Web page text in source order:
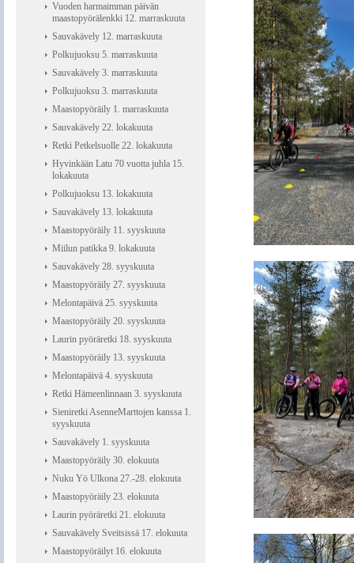
Vuoden harmaimman päivän
maastopyörälenkki 12. marraskuuta
Sauvakävely 12. marraskuuta
Polkujuoksu 5. marraskuuta
Sauvakävely 3. marraskuuta
Polkujuoksu 3. marraskuuta
Maastopyöräily 1. marraskuuta
Sauvakävely 22. lokakuuta
Retki Petkelsuolle 22. lokakuuta
Hyvinkään Latu 70 vuotta juhla 15.
lokakuuta
Polkujuoksu 13. lokakuuta
Sauvakävely 13. lokakuuta
Maastopyöräily 11. syyskuuta
Miilun patikka 9. lokakuuta
Sauvakävely 28. syyskuuta
Maastopyöräily 27. syyskuuta
Melontapäivä 25. syyskuuta
Maastopyöräily 20. syyskuuta
Laurin pyöräretki 18. syyskuuta
Maastopyöräily 13. syyskuuta
Melontapäivä 4. syyskuuta
Retki Hämeenlinnaan 3. syyskuuta
Sieniretki AsenneMarttojen kanssa 1.
syyskuuta
Sauvakävely 1. syyskuuta
Maastopyöräily 30. elokuuta
Nuku Yö Ulkona 27.-28. elokuuta
Maastopyöräily 23. elokuuta
Laurin pyöräretki 21. elokuuta
Sauvakävely Sveitsissä 17. elokuuta
Maastopyöräilyt 16. elokuuta